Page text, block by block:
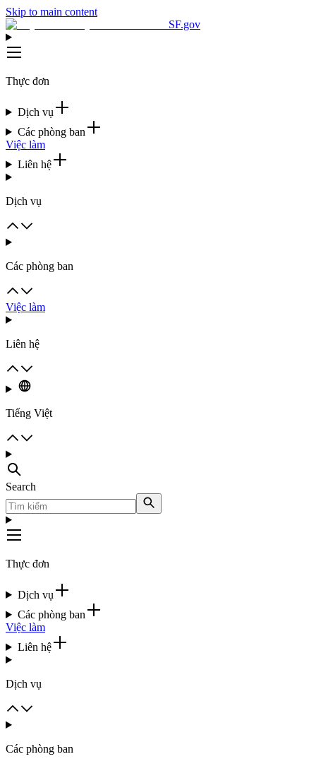
Skip to main content
SF.gov
Thực đơn
Dịch vụ
Các phòng ban
Việc làm
Liên hệ
Dịch vụ
Các phòng ban
Việc làm
Liên hệ
Tiếng Việt
Search
Thực đơn
Dịch vụ
Các phòng ban
Việc làm
Liên hệ
Dịch vụ
Các phòng ban